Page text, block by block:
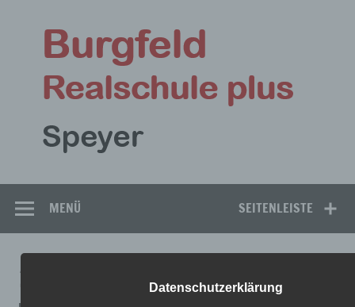
springen
SEITENLEISTE
MENÜ
2 Datenschutzerklärung